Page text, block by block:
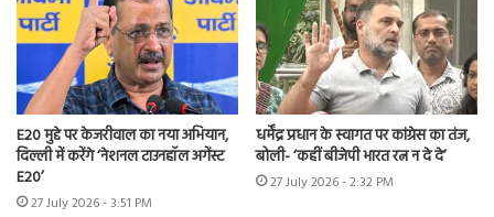
E20 मुद्दे पर केजरीवाल का नया अभियान,
दिल्ली में करेंगे ‘नेशनल टाउनहॉल अगेंस्ट
E20’
27 July 2026 - 3:51 PM
धर्मेंद्र प्रधान के स्वागत पर कांग्रेस का तंज,
बोली- ‘कहीं बीजेपी भारत रत्न न दे दे’
27 July 2026 - 2:32 PM